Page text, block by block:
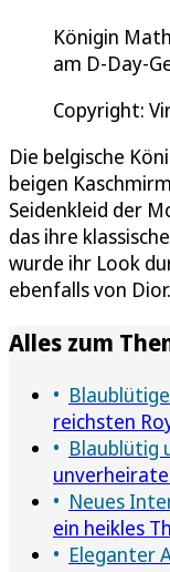
Königin
am D-Day-
Copyright:
Die belgische
beigen
Seidenkleid der
das ihre
wurde ihr Look
ebenfalls von Dior.
Alles zum
reichsten
Blaublütig
Neues
ein heikles
Eleganter